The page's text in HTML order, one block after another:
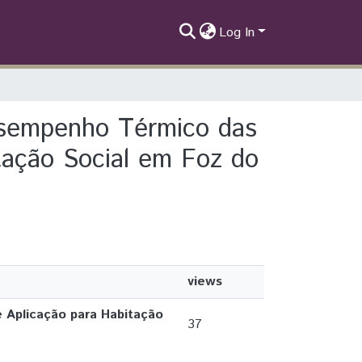
Log In
Térmico das
Social em Foz do
views
para Habitação
37